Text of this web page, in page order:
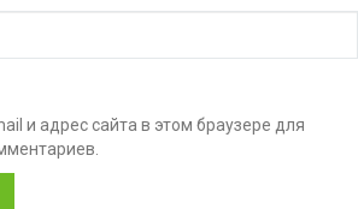
и адрес сайта в этом браузере для